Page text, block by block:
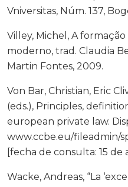
Vniversitas, Núm. 137,
Villey, Michel, A
moderno, trad. Claudia
Martin Fontes, 2009.
Von Bar, Christian, Eric
(eds.), Principles,
european private law.
www.ccbe.eu/fileadmin/
[fecha de consulta: 15 de
Wacke, Andreas, “La